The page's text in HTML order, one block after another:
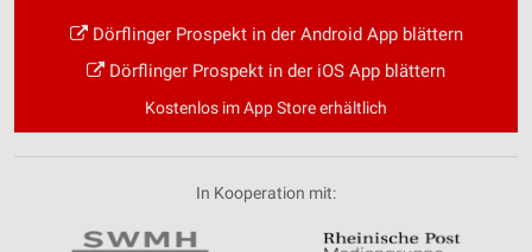
Dörflinger Prospekt in der Android App blättern
Dörflinger Prospekt in der iOS App blättern
Kostenlos im App Store erhältlich
In Kooperation mit: